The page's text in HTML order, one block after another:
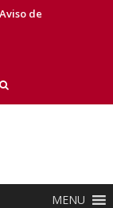
Aviso de
MENU